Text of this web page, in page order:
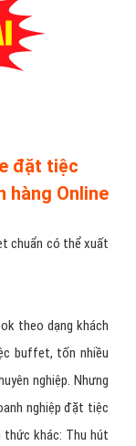
đặt tiệc
hàng Online
chuẩn có thể xuất
theo dạng khách
buffet, tốn nhiều
nghiệp. Nhưng
nghiệp đặt tiệc
khác: Thu hút